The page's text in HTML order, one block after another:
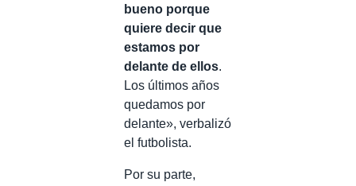
bueno porque
quiere decir que
estamos por
delante de ellos.
Los últimos años
quedamos por
delante», verbalizó
el futbolista.
Por su parte,